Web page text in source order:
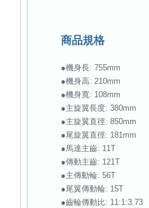
商品規格
●機身長: 755mm
●機身高: 210mm
●機身寬: 108mm
●主旋翼長度: 380mm
●主旋翼直徑: 850mm
●尾旋翼直徑: 181mm
●馬達主齒: 11T
●傳動主齒: 121T
●主傳動輪: 56T
●尾翼傳動輪: 15T
●齒輪傳動比: 11:1:3.73